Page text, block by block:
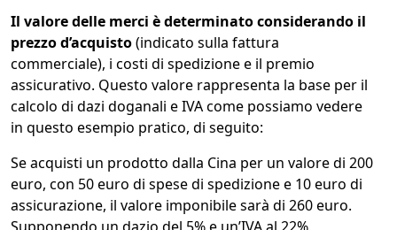
Il valore delle merci è determinato considerando il
prezzo d’acquisto(indicato sulla fattura
commerciale), i costi di spedizione e il premio
assicurativo. Questo valore rappresenta la base per il
calcolo di dazi doganali e IVA come possiamo vedere
in questo esempio pratico, di seguito:
Se acquisti un prodotto dalla Cina per un valore di 200
euro, con 50 euro di spese di spedizione e 10 euro di
assicurazione, il valore imponibile sarà di 260 euro.